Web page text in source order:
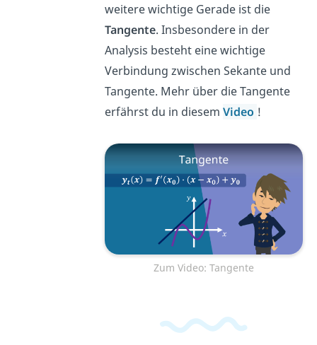
weitere wichtige Gerade ist die
Tangente. Insbesondere in der
Analysis besteht eine wichtige
Verbindung zwischen Sekante und
Tangente. Mehr über die Tangente
erfährst du in diesemVideo !
Zum Video: Tangente